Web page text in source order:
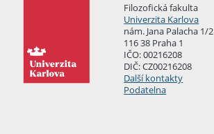
Filozofická fakulta
Univerzita Karlova
nám. Jana Palacha 1/2
116 38 Praha 1
IČO: 00216208
DIČ: CZ00216208
Další kontakty
Podatelna